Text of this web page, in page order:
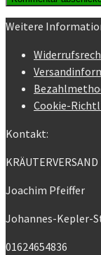
Weitere
Cookie-
Kontakt:
Joachim Pfeiffer
Johannes-Kepler-
01624654836